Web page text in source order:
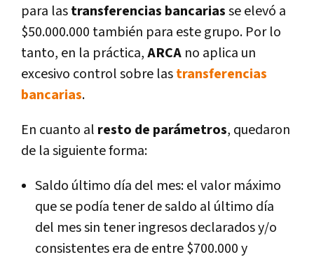
para lastransferencias bancariasse elevó a
$50.000.000 también para este grupo. Por lo
tanto, en la práctica,ARCA no aplica un
excesivo control sobre lastransferencias
bancarias.
En cuanto al resto de parámetros, quedaron
de la siguiente forma:
Saldo último día del mes: el valor máximo
que se podía tener de saldo al último día
del mes sin tener ingresos declarados y/o
consistentes era de entre $700.000 y